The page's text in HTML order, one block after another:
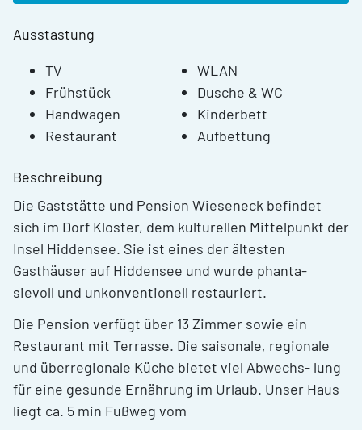
Ausstastung
TV
WLAN
Frühstück
Dusche & WC
Handwagen
Kinderbett
Restaurant
Aufbettung
Beschreibung
Die Gaststätte und Pension Wieseneck befindet
sich im Dorf Kloster, dem kulturellen Mittelpunkt der
Insel Hiddensee. Sie ist eines der ältesten
Gasthäuser auf Hiddensee und wurde phanta-
sievoll und unkonventionell restauriert.
Die Pension verfügt über 13 Zimmer sowie ein
Restaurant mit Terrasse. Die saisonale, regionale
und überregionale Küche bietet viel Abwechs- lung
für eine gesunde Ernährung im Urlaub. Unser Haus
liegt ca. 5 min Fußweg vom